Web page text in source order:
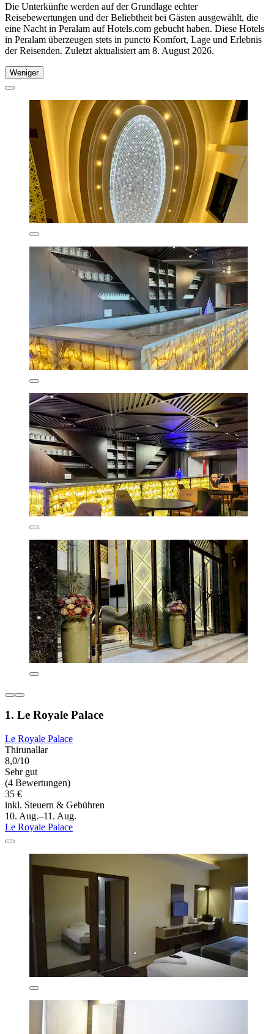
Die Unterkünfte werden auf der Grundlage echter
Reisebewertungen und der Beliebtheit bei Gästen ausgewählt, die
eine Nacht in Peralam auf Hotels.com gebucht haben. Diese Hotels
in Peralam überzeugen stets in puncto Komfort, Lage und Erlebnis
der Reisenden. Zuletzt aktualisiert am 8. August 2026.
Weniger
1. Le Royale Palace
Le Royale Palace
Thirunallar
8,0/10
Sehr gut
(4 Bewertungen)
35 €
inkl. Steuern & Gebühren
10. Aug.–11. Aug.
Le Royale Palace